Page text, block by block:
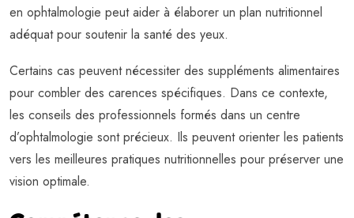
en ophtalmologie peut aider à élaborer un plan nutritionnel
adéquat pour soutenir la santé des yeux.
Certains cas peuvent nécessiter des suppléments alimentaires
pour combler des carences spécifiques. Dans ce contexte,
les conseils des professionnels formés dans un centre
d’ophtalmologie sont précieux. Ils peuvent orienter les patients
vers les meilleures pratiques nutritionnelles pour préserver une
vision optimale.